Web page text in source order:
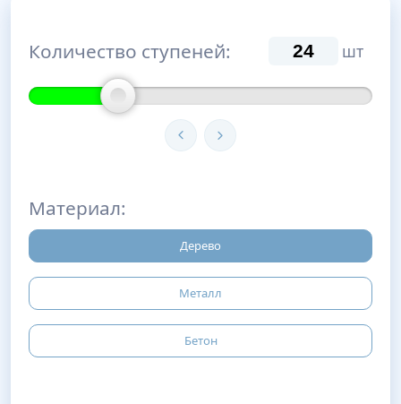
Количество ступеней: шт
Материал:
Дерево
Металл
Бетон